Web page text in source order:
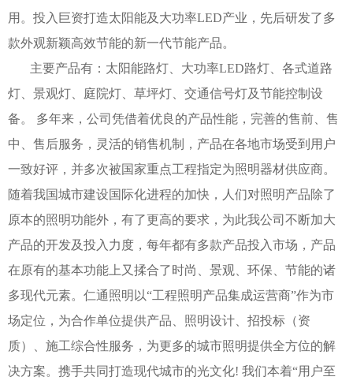
用。投入巨资打造太阳能及大功率LED产业，先后研发了多
款外观新颖高效节能的新一代节能产品。
主要产品有：太阳能路灯、大功率LED路灯、各式道路
灯、景观灯、庭院灯、草坪灯、交通信号灯及节能控制设
备。 多年来，公司凭借着优良的产品性能，完善的售前、售
中、售后服务，灵活的销售机制，产品在各地市场受到用户
一致好评，并多次被国家重点工程指定为照明器材供应商。
随着我国城市建设国际化进程的加快，人们对照明产品除了
原本的照明功能外，有了更高的要求，为此我公司不断加大
产品的开发及投入力度，每年都有多款产品投入市场，产品
在原有的基本功能上又揉合了时尚、景观、环保、节能的诸
多现代元素。仁通照明以“工程照明产品集成运营商”作为市
场定位，为合作单位提供产品、照明设计、招投标（资
质）、施工综合性服务，为更多的城市照明提供全方位的解
决方案。携手共同打造现代城市的光文化! 我们本着“用户至